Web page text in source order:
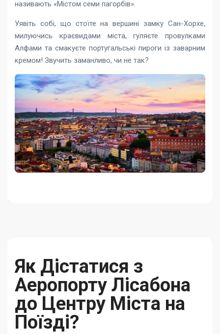
називають «Містом семи пагорбів».
Уявіть собі, що стоїте на вершині замку Сан-Хорхе,
милуючись краєвидами міста, гуляєте провулками
Алфами та смакуєте португальські пироги із заварним
кремом! Звучить заманливо, чи не так?
Як Дістатися з
Аеропорту Лісабона
до Центру Міста на
Поїзді?